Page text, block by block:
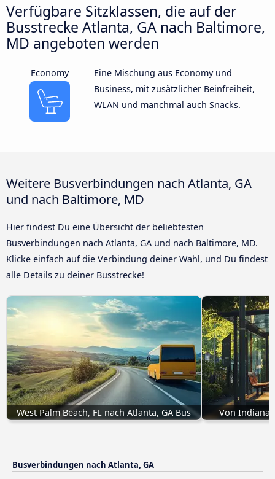
Verfügbare Sitzklassen, die auf der
Busstrecke Atlanta, GA nach Baltimore,
MD angeboten werden
Economy
Eine Mischung aus Economy und
Business, mit zusätzlicher Beinfreiheit,
WLAN und manchmal auch Snacks.
Weitere Busverbindungen nach Atlanta, GA
und nach Baltimore, MD
Hier findest Du eine Übersicht der beliebtesten
Busverbindungen nach Atlanta, GA und nach Baltimore, MD.
Klicke einfach auf die Verbindung deiner Wahl, und Du findest
alle Details zu deiner Busstrecke!
West Palm Beach, FL nach Atlanta, GA Bus Von
Busverbindungen nach Atlanta, GA